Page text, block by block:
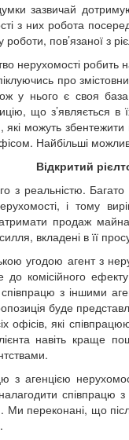
зазвичай
з них робота
роботи, пов’язаної з
нерухомості робить
про
у нього є своя
що з’являється в
які можуть
Найбільші
Відкритий
з реальністю.
і тому
продаж
вкладені в її
угодою агент з
комісійного
з іншими
буде
офісів, які
навіть краще
з агенцією
співпрацю
Ми переконані, що